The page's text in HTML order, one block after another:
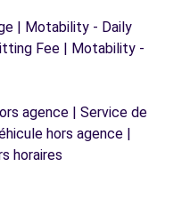
| Motability - Daily
Fee | Motability -
agence | Service de
hors agence |
horaires